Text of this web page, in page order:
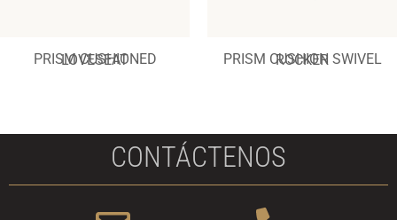
PRISM CUSHIONED LOVESEAT PRISM CUSHION SWIVEL ROCKER
CONTÁCTENOS